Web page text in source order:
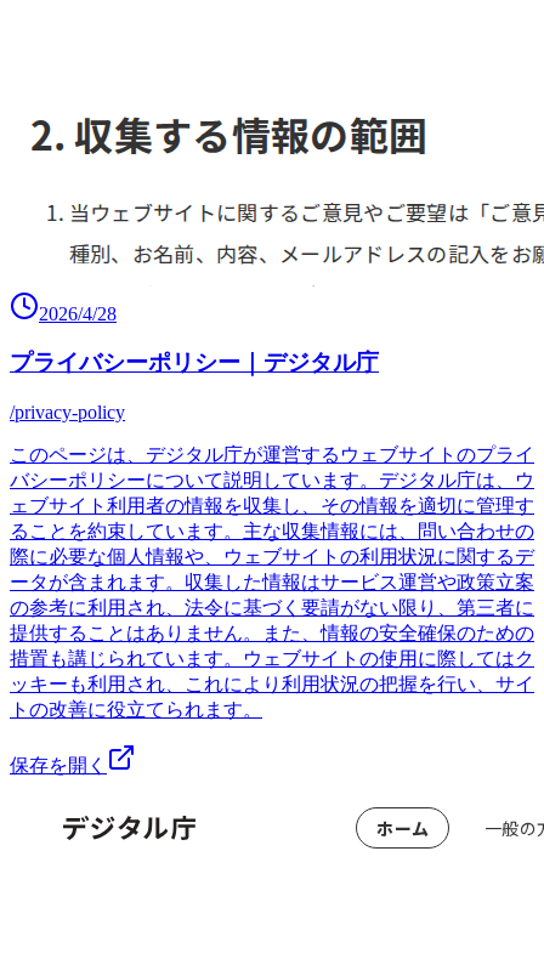
2026/4/28
プライバシーポリシー｜デジタル庁
/privacy-policy
このページは、デジタル庁が運営するウェブサイトのプライ
バシーポリシーについて説明しています。デジタル庁は、ウ
ェブサイト利用者の情報を収集し、その情報を適切に管理す
ることを約束しています。主な収集情報には、問い合わせの
際に必要な個人情報や、ウェブサイトの利用状況に関するデ
ータが含まれます。収集した情報はサービス運営や政策立案
の参考に利用され、法令に基づく要請がない限り、第三者に
提供することはありません。また、情報の安全確保のための
措置も講じられています。ウェブサイトの使用に際してはク
ッキーも利用され、これにより利用状況の把握を行い、サイ
トの改善に役立てられます。
保存を開く